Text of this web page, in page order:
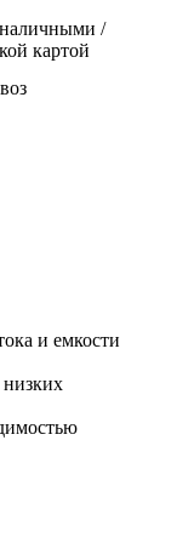
/
картой
и емкости